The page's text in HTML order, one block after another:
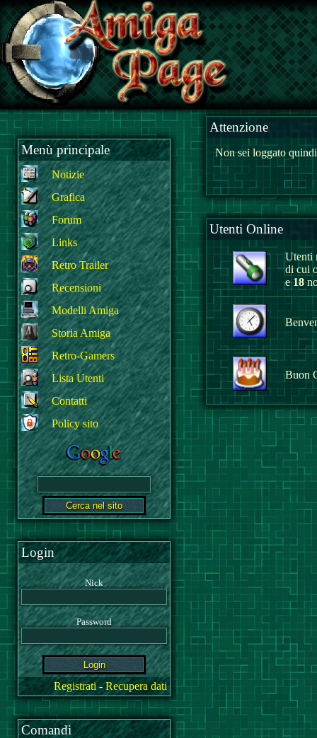
Menù principale
Notizie
Grafica
Forum
Links
Retro Trailer
Recensioni
Modelli Amiga
Storia Amiga
Retro-Gamers
Lista Utenti
Contatti
Policy sito
Login
Nick
Password
Registrati-Recupera dati
Comandi
Attenzione
Non sei loggato
Utenti Online
Utenti
di cui
e18
Buon